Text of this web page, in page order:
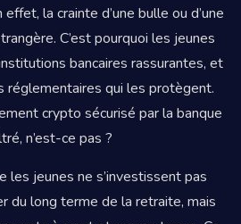
la crainte d’une bulle ou d’une
C’est pourquoi les jeunes
bancaires rassurantes, et
réglementaires qui les protègent.
crypto sécurisé par la banque
n’est-ce pas ?
les jeunes ne s’investissent pas
du long terme de la retraite, mais